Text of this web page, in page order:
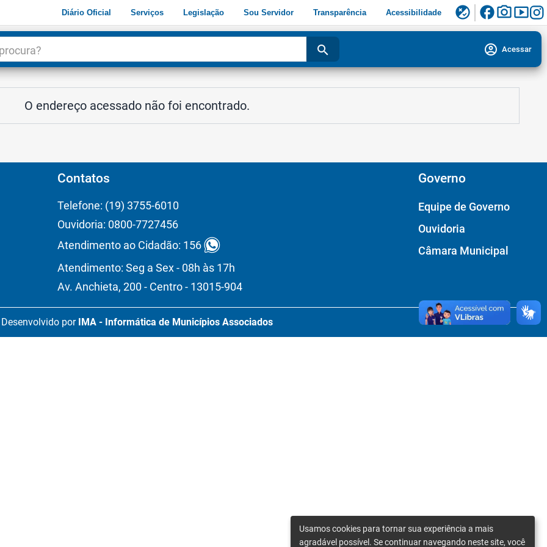
Diário Oficial Serviços Legislação Sou Servidor Transparência Acessibilidade flaky facebookphoto_camerasmart_display
search account_circle Acessar
O endereço acessado não foi encontrado.
Contatos
Telefone: (19) 3755-6010
Ouvidoria: 0800-7727456
Atendimento ao Cidadão: 156
Atendimento: Seg a Sex - 08h às 17h
Av. Anchieta, 200 - Centro - 13015-904
Governo
Equipe de Governo
Ouvidoria
Câmara Municipal
Desenvolvido por IMA - Informática de Municípios Associados
Usamos cookies para tornar sua experiência a mais
agradável possível. Se continuar navegando neste site, você